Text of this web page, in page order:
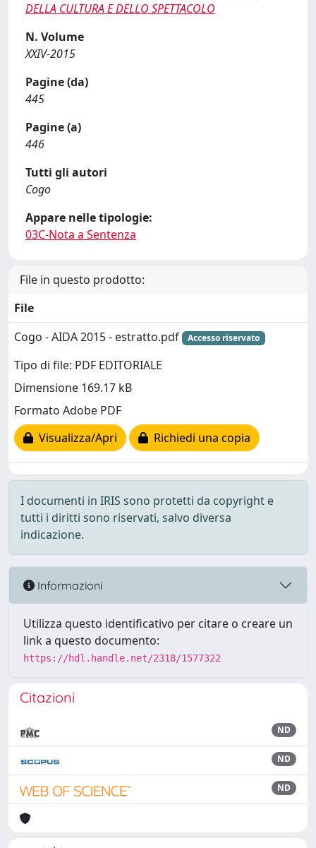
DELLA CULTURA E DELLO SPETTACOLO
N. Volume
XXIV-2015
Pagine (da)
445
Pagine (a)
446
Tutti gli autori
Cogo
Appare nelle tipologie:
03C-Nota a Sentenza
File in questo prodotto:
File
Cogo - AIDA 2015 - estratto.pdf
Accesso riservato
Tipo di file: PDF EDITORIALE
Dimensione 169.17 kB
Formato Adobe PDF
Visualizza/Apri
Richiedi una copia
I documenti in IRIS sono protetti da copyright e
tutti i diritti sono riservati, salvo diversa
indicazione.
Informazioni
Utilizza questo identificativo per citare o creare un
link a questo documento:
https://hdl.handle.net/2318/1577322
Citazioni
ND
ND
ND